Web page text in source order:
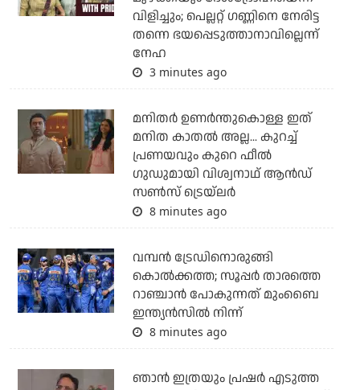
വിളിച്ചും; പെല്ലറ്റ് ഗണ്ണിനെ നേരിട്ട
തന്നെ ഭയപ്പെടുത്താനാവില്ലെന്ന്
നേഹ
3 minutes ago
മനിതര്‍ ഉണര്‍ന്തുകൊള്ള ഇത്
മനിത കാതല്‍ അല്ല... കുറച്ച്
പ്രണയവും കുറെ ഫീല്‍
ഗുഡുമായി വിശ്വനാഥ് ആന്‍ഡ്
സണ്‍സ് ട്രെയ്‌ലര്‍
8 minutes ago
വമ്പന്‍ ട്രേഡിനൊരുങ്ങി
കൊല്‍ക്കത്ത; സൂപ്പര്‍ താരത്തെ
റാഞ്ചാന്‍ പോകുന്നത് മുംബൈ
ഇന്ത്യന്‍സില്‍ നിന്ന്
8 minutes ago
ഞാന്‍ ഇത്രയും പ്രഷര്‍ എടുത്ത